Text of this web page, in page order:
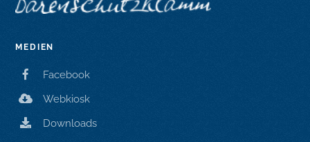
MEDIEN
Facebook
Webkiosk
Downloads